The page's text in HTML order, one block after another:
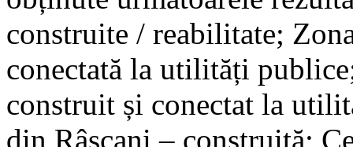
construite / reabilitate;
conectată la utilități
construit și conectat la
din Râșcani – construită;